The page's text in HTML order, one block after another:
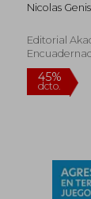
Nicolas
Editorial
Nuevo